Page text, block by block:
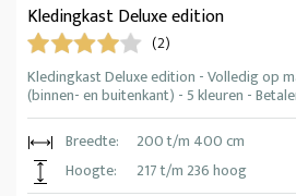
Kledingkast Deluxe edition
(2)
Kledingkast Deluxe edition - Volledig op
(binnen- en buitenkant) - 5 kleuren -
Breedte:
200 t/m 400 cm
Hoogte:
217 t/m 236 hoog